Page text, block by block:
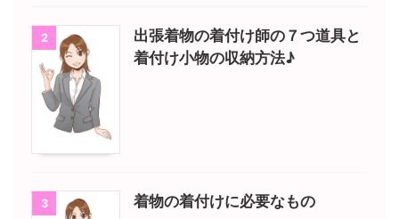
2
出張着物の着付け師の７つ道具と
着付け小物の収納方法♪
3 着物の着付けに必要なもの